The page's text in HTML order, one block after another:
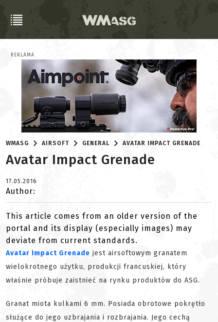
REKLAMA
WMASG AIRSOFT GENERAL AVATAR IMPACT GRENADE
Avatar Impact Grenade
17.05.2016
Author:
This article comes from an older version of the
portal and its display (especially images) may
deviate from current standards.
Avatar Impact Grenade jest airsoftowym granatem
wielokrotnego użytku, produkcji francuskiej, który
właśnie próbuje zaistnieć na rynku produktów do ASG.
Granat miota kulkami 6 mm. Posiada obrotowe pokrętło
służące do jego uzbrajania i rozbrajania. Jego cechą